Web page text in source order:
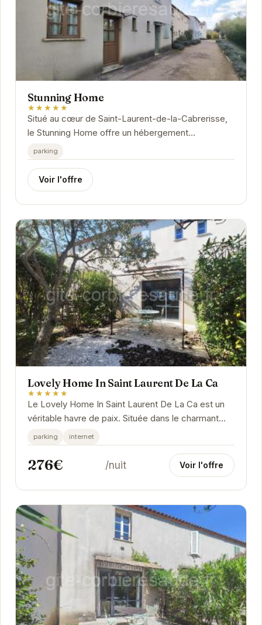
Stunning Home
★★★★★
Situé au cœur de Saint-Laurent-de-la-Cabrerisse,
le Stunning Home offre un hébergement
exceptionnel. Avec son atmosphère chaleureuse et
ses...
parking
Voir l'offre
Lovely Home In Saint Laurent De La Ca
★★★★★
Le Lovely Home In Saint Laurent De La Ca est un
véritable havre de paix. Située dans le charmant
village de Saint-Laurent-de-la-Cabrerisse, cette...
parking internet
276€ /nuit Voir l'offre